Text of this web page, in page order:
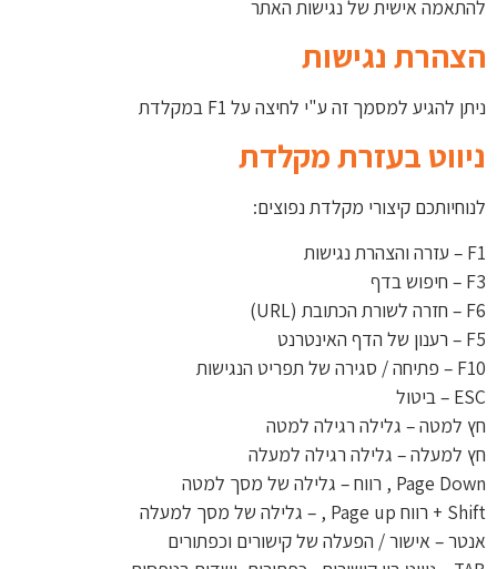
להתאמה אישית של נגישות האתר
הצהרת נגישות
ניתן להגיע למסמך זה ע"י לחיצה על F1 במקלדת
ניווט בעזרת מקלדת
לנוחיותכם קיצורי מקלדת נפוצים:
F1 – עזרה והצהרת נגישות
F3 – חיפוש בדף
F6 – חזרה לשורת הכתובת (URL)
F5 – רענון של הדף האינטרנט
F10 – פתיחה / סגירה של תפריט הנגישות
ESC – ביטול
חץ למטה – גלילה רגילה למטה
חץ למעלה – גלילה רגילה למעלה
Page Down , רווח – גלילה של מסך למטה
Shift + רווח Page up , – גלילה של מסך למעלה
אנטר – אישור / הפעלה של קישורים וכפתורים